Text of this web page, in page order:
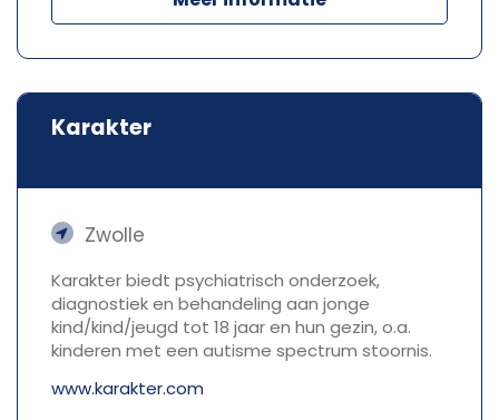
Karakter
Zwolle
Karakter biedt psychiatrisch onderzoek,
diagnostiek en behandeling aan jonge
kind/kind/jeugd tot 18 jaar en hun gezin, o.a.
kinderen met een autisme spectrum stoornis.
www.karakter.com